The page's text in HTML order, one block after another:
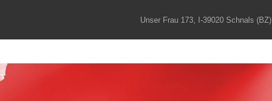
Unser Frau 173, I-39020 Schnals (BZ)